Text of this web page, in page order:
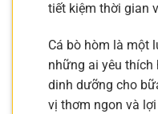
tiết kiệm thời gian
Cá bò hòm là một
những ai yêu thích
dinh dưỡng cho
vị thơm ngon và